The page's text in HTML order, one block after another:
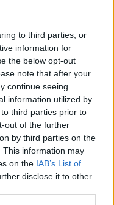
to third parties, or
information for
the below opt-out
note that after your
continue seeing
information utilized by
third parties prior to
out of the further
by third parties on the
This information may
on the IAB’s List of
disclose it to other
több magyar
Murányi
7-én fellép a
Dixieland
kocsmája című
9-én a
az MTI-